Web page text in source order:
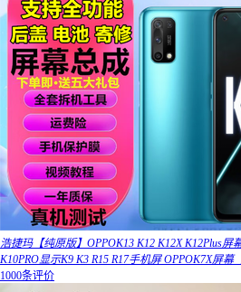
浩捷玛【纯原版】OPPOK13 K12 K12X K12Plus屏
K10PRO显示K9 K3 R15 R17手机屏 OPPOK7X屏
1000条评价